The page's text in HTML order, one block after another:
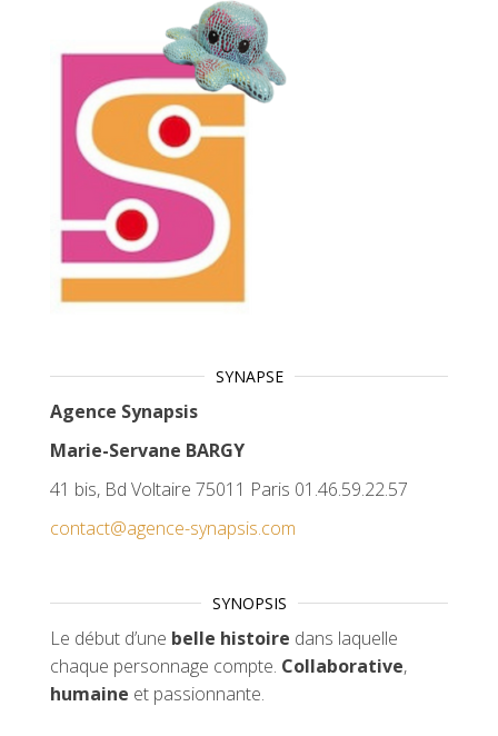
SYNAPSE
Agence Synapsis
Marie-Servane BARGY
41 bis, Bd Voltaire 75011 Paris 01.46.59.22.57
contact@agence-synapsis.com
SYNOPSIS
Le début d’une belle histoire dans laquelle
chaque personnage compte. Collaborative,
humaine et passionnante.